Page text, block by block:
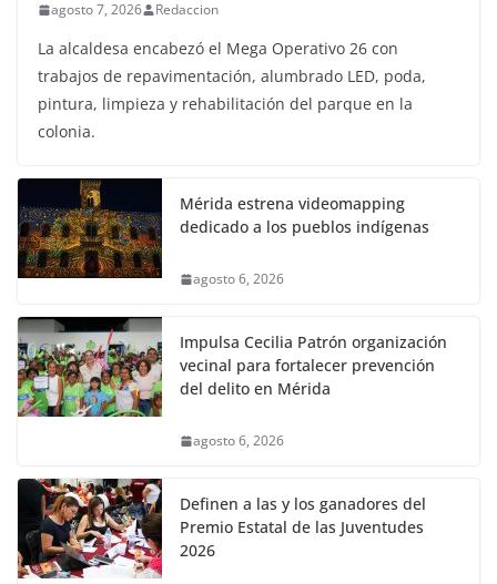
agosto 7, 2026 Redaccion
La alcaldesa encabezó el Mega Operativo 26 con
trabajos de repavimentación, alumbrado LED, poda,
pintura, limpieza y rehabilitación del parque en la
colonia.
Mérida estrena videomapping
dedicado a los pueblos indígenas
agosto 6, 2026
Impulsa Cecilia Patrón organización
vecinal para fortalecer prevención
del delito en Mérida
agosto 6, 2026
Definen a las y los ganadores del
Premio Estatal de las Juventudes
2026